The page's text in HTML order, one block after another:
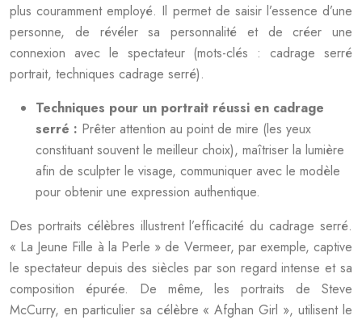
plus couramment employé. Il permet de saisir l’essence d’une
personne, de révéler sa personnalité et de créer une
connexion avec le spectateur (mots-clés : cadrage serré
portrait, techniques cadrage serré).
Techniques pour un portrait réussi en cadrage
serré : Prêter attention au point de mire (les yeux
constituant souvent le meilleur choix), maîtriser la lumière
afin de sculpter le visage, communiquer avec le modèle
pour obtenir une expression authentique.
Des portraits célèbres illustrent l’efficacité du cadrage serré.
« La Jeune Fille à la Perle » de Vermeer, par exemple, captive
le spectateur depuis des siècles par son regard intense et sa
composition épurée. De même, les portraits de Steve
McCurry, en particulier sa célèbre « Afghan Girl », utilisent le